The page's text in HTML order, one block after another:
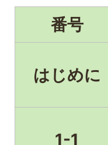
番号
はじめに
1-1